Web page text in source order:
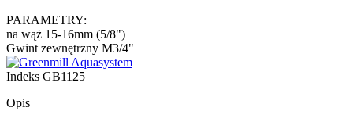
PARAMETRY:
na wąż 15-16mm (5/8")
Gwint zewnętrzny M3/4"
Indeks GB1125
Opis